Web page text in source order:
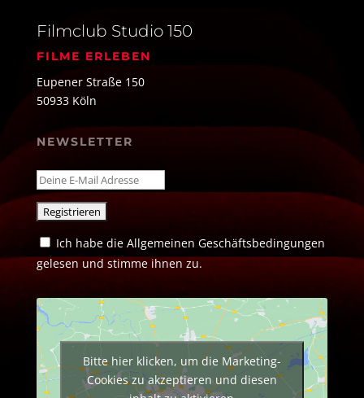
Filmclub Studio 150
FILME ERLEBEN
Eupener Straße 150
50933 Köln
NEWSLETTER
Ich habe die Allgemeinen Geschäftsbedingungen
gelesen und stimme ihnen zu.
Bitte hier klicken, um die Marketing-
Cookies zu akzeptieren und diesen